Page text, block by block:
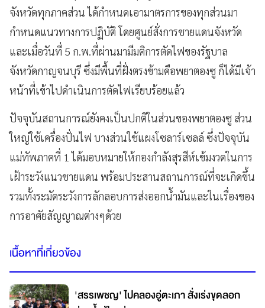
จังหวัดทุกภาคส่วน ได้กำหนดเอามาตรการของทุกส่วนมา
กำหนดแนวทางการปฏิบัติ โดยศูนย์สั่งการชายแดนจังหวัด
และเมื่อวันที่ 5 ก.พ.ที่ผ่านมามีมติการตัดไฟของรัฐบาล
จังหวัดกาญจนบุรี ซึ่งมีพื้นที่ฝั่งตรงข้ามคือพยาตองซู ก็ได้มีเจ้า
หน้าที่เข้าไปดำเนินการตัดไฟเรียบร้อยแล้ว
ปัจจุบันสถานการณ์ยังคงเป็นปกติในส่วนของพยาตองซู ส่วน
ใหญ่ใช้เครื่องปั่นไฟ บางส่วนใช้แผงโซลาร์เซลล์ ซึ่งปัจจุบัน
แม่ทัพภาคที่ 1 ได้มอบหมายให้กองกำลังสุรสีห์เข้มงวดในการ
เฝ้าระวังแนวชายแดน พร้อมประสานสถานการณ์ที่จะเกิดขึ้น
รวมทั้งระมัดระวังการลักลอบการส่งออกน้ำมันและในเรื่องของ
การอาศัยสัญญาณต่างๆด้วย
เนื้อหาที่เกี่ยวข้อง
'สรรเพชญ' ไปคลองอู่ตะเภา สั่งเร่งขุดลอก